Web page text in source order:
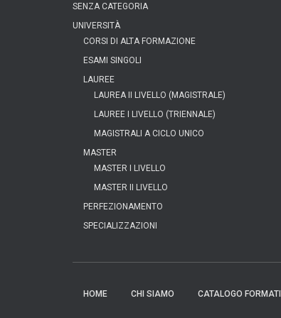
SENZA CATEGORIA
UNIVERSITÀ
CORSI DI ALTA FORMAZIONE
ESAMI SINGOLI
LAUREE
LAUREA II LIVELLO (MAGISTRALE)
LAUREE I LIVELLO (TRIENNALE)
MAGISTRALI A CICLO UNICO
MASTER
MASTER I LIVELLO
MASTER II LIVELLO
PERFEZIONAMENTO
SPECIALIZZAZIONI
HOME CHI SIAMO CATALOGO